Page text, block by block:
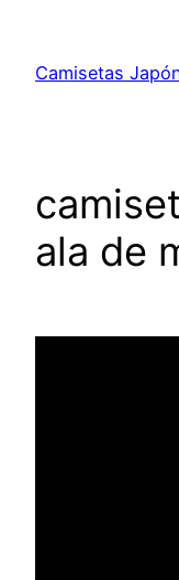
contenido
Camisetas
ala de